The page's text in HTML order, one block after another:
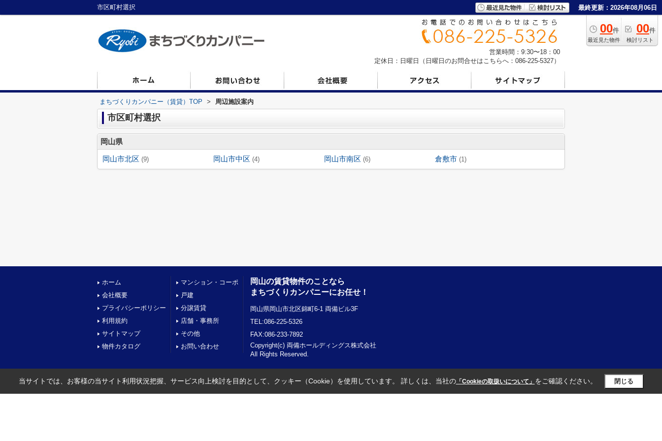
市区町村選択 最終更新：2026年08月06日
00件
最近見た物件
00件
検討リスト
営業時間：9:30〜18：00
定休日：日曜日（日曜日のお問合せはこちらへ：086-225-5327）
まちづくりカンパニー（賃貸）TOP > 周辺施設案内
市区町村選択
岡山県
岡山市北区 (9) 岡山市中区 (4) 岡山市南区 (6) 倉敷市 (1)
ホーム
会社概要
プライバシーポリシー
利用規約
サイトマップ
物件カタログ
マンション・コーポ
戸建
分譲賃貸
店舗・事務所
その他
お問い合わせ
岡山の賃貸物件のことなら
まちづくりカンパニーにお任せ！
岡山県岡山市北区錦町6-1 両備ビル3F
TEL:086-225-5326
FAX:086-233-7892
Copyright(c) 両備ホールディングス株式会社
All Rights Reserved.
当サイトでは、お客様の当サイト利用状況把握、サービス向上検討を目的として、クッキー（Cookie）を使用しています。 詳しくは、当社の「Cookieの取扱いについて」 をご確認ください。 閉じる